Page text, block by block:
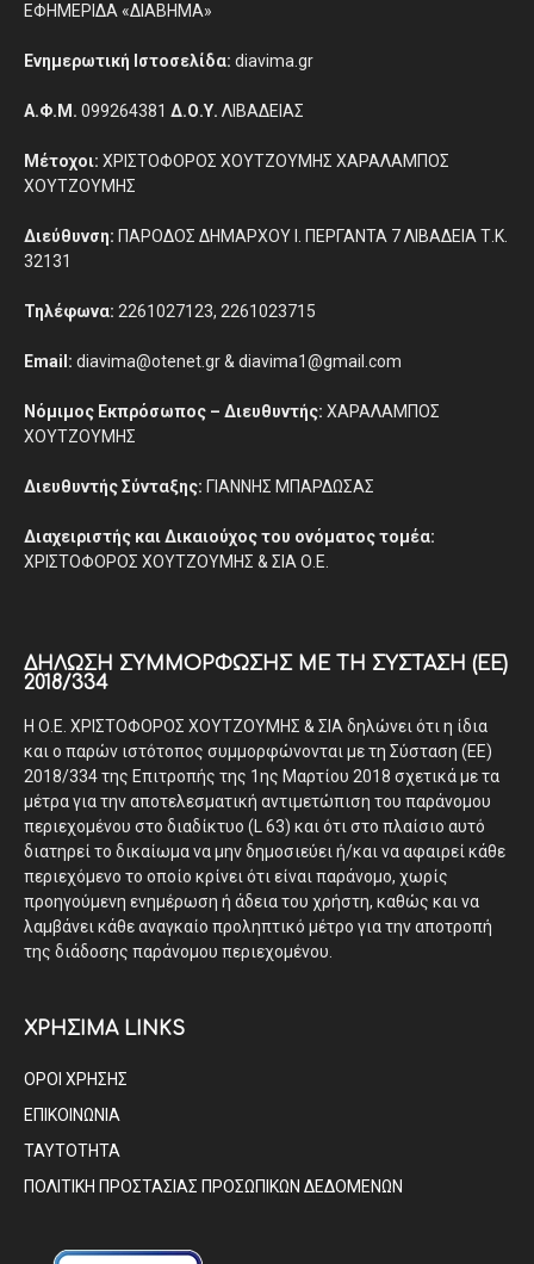
ΕΦΗΜΕΡΙΔΑ «ΔΙΑΒΗΜΑ»
Ενημερωτική Ιστοσελίδα: diavima.gr
Α.Φ.Μ. 099264381 Δ.Ο.Υ. ΛΙΒΑΔΕΙΑΣ
Μέτοχοι: ΧΡΙΣΤΟΦΟΡΟΣ ΧΟΥΤΖΟΥΜΗΣ ΧΑΡΑΛΑΜΠΟΣ
ΧΟΥΤΖΟΥΜΗΣ
Διεύθυνση: ΠΑΡΟΔΟΣ ΔΗΜΑΡΧΟΥ Ι. ΠΕΡΓΑΝΤΑ 7 ΛΙΒΑΔΕΙΑ Τ.Κ.
32131
Τηλέφωνα: 2261027123, 2261023715
Email: diavima@otenet.gr & diavima1@gmail.com
Νόμιμος Εκπρόσωπος – Διευθυντής: ΧΑΡΑΛΑΜΠΟΣ
ΧΟΥΤΖΟΥΜΗΣ
Διευθυντής Σύνταξης: ΓΙΑΝΝΗΣ ΜΠΑΡΔΩΣΑΣ
Διαχειριστής και Δικαιούχος του ονόματος τομέα:
ΧΡΙΣΤΟΦΟΡΟΣ ΧΟΥΤΖΟΥΜΗΣ & ΣΙΑ Ο.Ε.
ΔΉΛΩΣΗ ΣΥΜΜΌΡΦΩΣΗΣ ΜΕ ΤΗ ΣΎΣΤΑΣΗ (ΕΕ)
2018/334
Η Ο.Ε. ΧΡΙΣΤΟΦΟΡΟΣ ΧΟΥΤΖΟΥΜΗΣ & ΣΙΑ δηλώνει ότι η ίδια
και ο παρών ιστότοπος συμμορφώνονται με τη Σύσταση (ΕΕ)
2018/334 της Επιτροπής της 1ης Μαρτίου 2018 σχετικά με τα
μέτρα για την αποτελεσματική αντιμετώπιση του παράνομου
περιεχομένου στο διαδίκτυο (L 63) και ότι στο πλαίσιο αυτό
διατηρεί το δικαίωμα να μην δημοσιεύει ή/και να αφαιρεί κάθε
περιεχόμενο το οποίο κρίνει ότι είναι παράνομο, χωρίς
προηγούμενη ενημέρωση ή άδεια του χρήστη, καθώς και να
λαμβάνει κάθε αναγκαίο προληπτικό μέτρο για την αποτροπή
της διάδοσης παράνομου περιεχομένου.
ΧΡΗΣΙΜΑ LINKS
ΟΡΟΙ ΧΡΗΣΗΣ
ΕΠΙΚΟΙΝΩΝΙΑ
ΤΑΥΤΟΤΗΤΑ
ΠΟΛΙΤΙΚΗ ΠΡΟΣΤΑΣΙΑΣ ΠΡΟΣΩΠΙΚΩΝ ΔΕΔΟΜΕΝΩΝ